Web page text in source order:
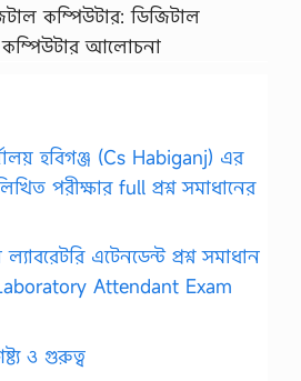
কম্পিউটার: ডিজিটাল
আলোচনা
হবিগঞ্জ (Cs Habiganj) এর
পরীক্ষার full প্রশ্ন সমাধানের
এটেনডেন্ট প্রশ্ন সমাধান
Attendant Exam
ও গুরুত্ব